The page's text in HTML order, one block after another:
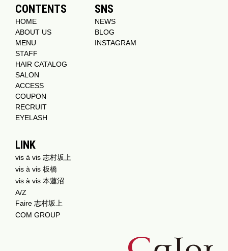
CONTENTS
HOME
ABOUT US
MENU
STAFF
HAIR CATALOG
SALON
ACCESS
COUPON
RECRUIT
EYELASH
SNS
NEWS
BLOG
INSTAGRAM
LINK
vis à vis 志村坂上
vis à vis 板橋
vis à vis 本蓮沼
A/Z
Faire 志村坂上
COM GROUP